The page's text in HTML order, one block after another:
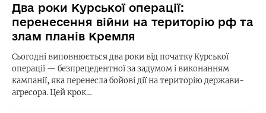
Два роки Курської операції:
перенесення війни на територію рф та
злам планів Кремля
Сьогодні виповнюється два роки від початку Курської
операції — безпрецедентної за задумом і виконанням
кампанії, яка перенесла бойові дії на територію держави-
агресора. Цей крок…